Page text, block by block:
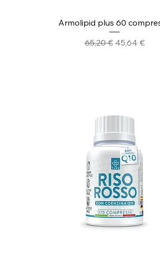
Armolipid plus 60
Prezzo regolare
65,20 € Prezzo
45,64 €